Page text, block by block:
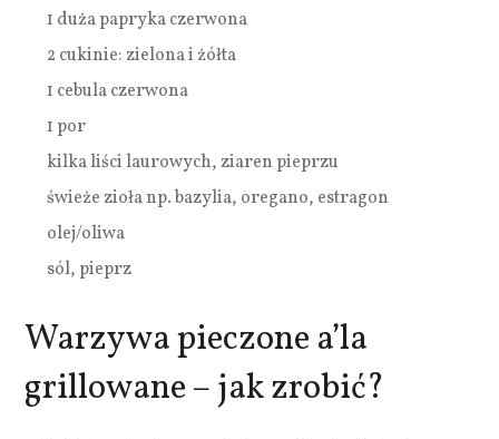
1 duża papryka czerwona
2 cukinie: zielona i żółta
1 cebula czerwona
1 por
kilka liści laurowych, ziaren pieprzu
świeże zioła np. bazylia, oregano, estragon
olej/oliwa
sól, pieprz
Warzywa pieczone a’la
grillowane – jak zrobić?